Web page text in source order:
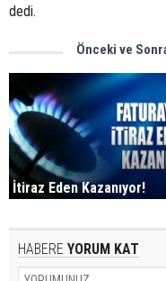
dedi.
Önceki ve
İtiraz Eden Kazanıyor!
HABERE YORUM KAT